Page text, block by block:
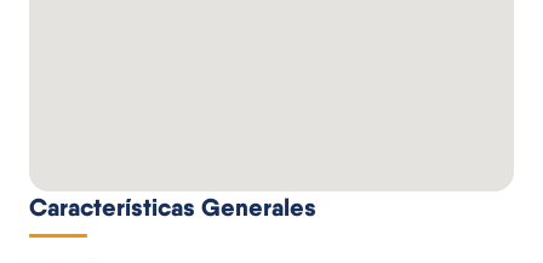
Características Generales